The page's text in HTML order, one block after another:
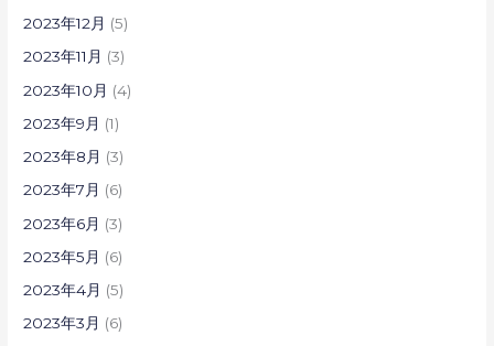
2023年12月 (5)
2023年11月 (3)
2023年10月 (4)
2023年9月 (1)
2023年8月 (3)
2023年7月 (6)
2023年6月 (3)
2023年5月 (6)
2023年4月 (5)
2023年3月 (6)